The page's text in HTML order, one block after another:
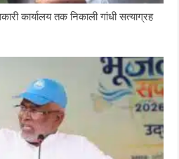
कार्यालय तक निकाली गांधी सत्याग्रह